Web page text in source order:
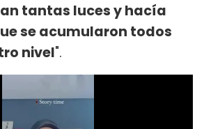
tantas luces y hacía
se acumularon todos
nivel".